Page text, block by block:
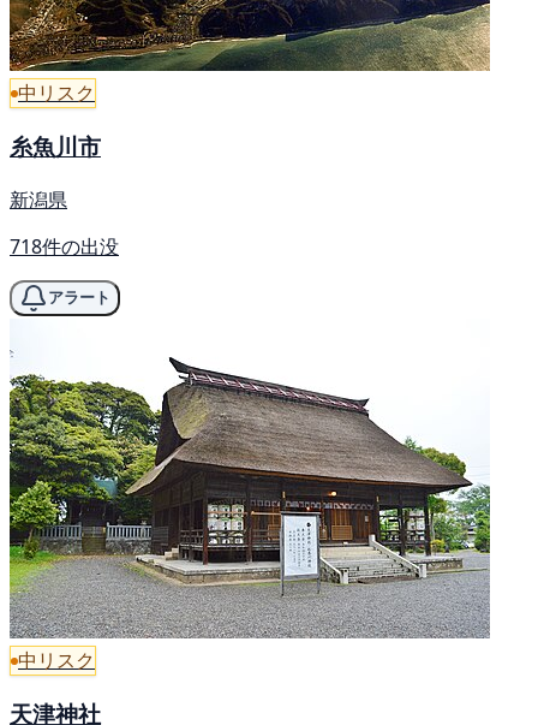
中リスク
糸魚川市
新潟県
718件の出没
アラート
中リスク
天津神社